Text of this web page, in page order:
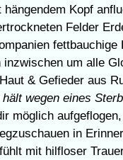
Kopf
Felder
fettbauchige
um alle
& Gefieder aus
wegen eines
möglich
in
mit hilfloser